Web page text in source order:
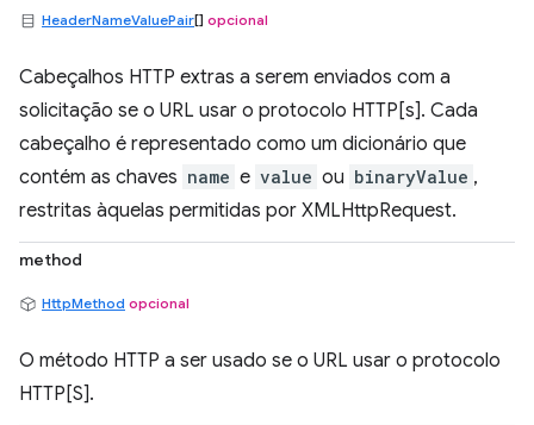
HeaderNameValuePair[] opcional
Cabeçalhos HTTP extras a serem enviados com a
solicitação se o URL usar o protocolo HTTP[s]. Cada
cabeçalho é representado como um dicionário que
contém as chaves name e value ou binaryValue ,
restritas àquelas permitidas por XMLHttpRequest.
method
HttpMethod opcional
O método HTTP a ser usado se o URL usar o protocolo
HTTP[S].